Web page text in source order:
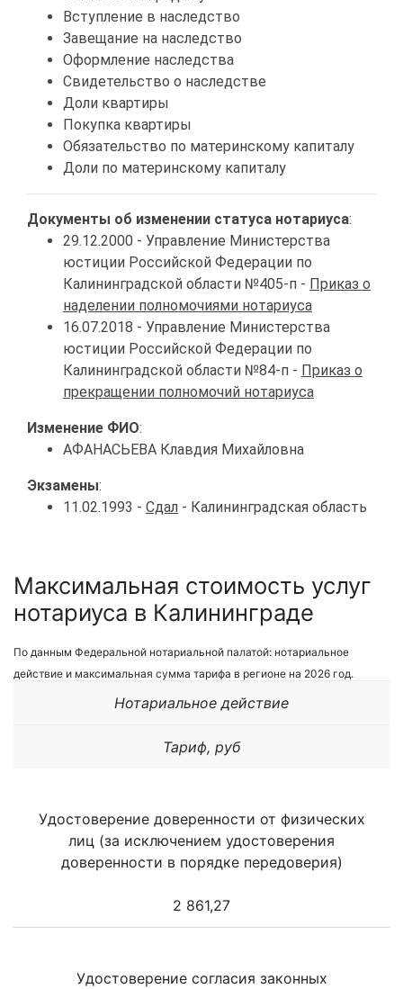
Вступление в наследство
Завещание на наследство
Оформление наследства
Свидетельство о наследстве
Доли квартиры
Покупка квартиры
Обязательство по материнскому капиталу
Доли по материнскому капиталу
Документы об изменении статуса нотариуса:
29.12.2000 - Управление Министерства
юстиции Российской Федерации по
Калининградской области №405-п - Приказ о
наделении полномочиями нотариуса
16.07.2018 - Управление Министерства
юстиции Российской Федерации по
Калининградской области №84-п - Приказ о
прекращении полномочий нотариуса
Изменение ФИО:
АФАНАСЬЕВА Клавдия Михайловна
Экзамены:
11.02.1993 - Сдал - Калининградская область
Максимальная стоимость услуг
нотариуса в Калининграде
По данным Федеральной нотариальной палатой: нотариальное
действие и максимальная сумма тарифа в регионе на 2026 год.
Нотариальное действие
Тариф, руб
Удостоверение доверенности от физических
лиц (за исключением удостоверения
доверенности в порядке передоверия)
2 861,27
Удостоверение согласия законных